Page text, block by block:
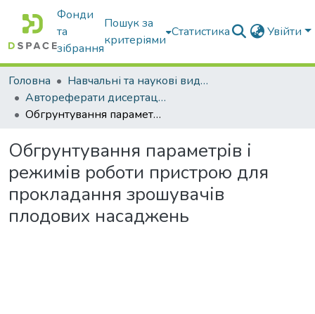
Фонди
та
зібрання
Пошук за
критеріями
Статистика Увійти
Головна
Навчальні та наукові видання
Автореферати дисертацій та дисертації
Обгрунтування параметрів і режимів роботи пристрою для прокладання зрошувачів плодових насаджень
Обгрунтування параметрів і
режимів роботи пристрою для
прокладання зрошувачів
плодових насаджень